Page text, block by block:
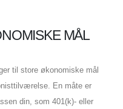
MÅL
til store økonomiske mål
En måte er
din, som 401(k)- eller